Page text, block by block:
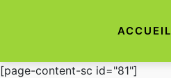
Aller
ACCUEIL
[page-content-sc id="81"]